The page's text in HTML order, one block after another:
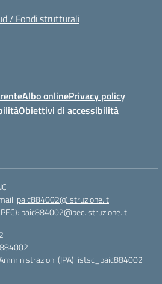
/ Fondi strutturali
Albo onlinePrivacy policy
Obiettivi di accessibilità
paic884002@istruzione.it
paic884002@pec.istruzione.it
(IPA): istsc_paic884002